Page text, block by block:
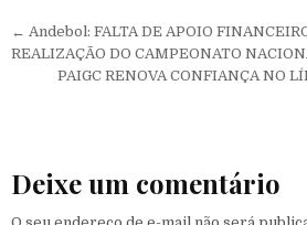
Navegação de Post
← Andebol: FALTA DE APOIO
REALIZAÇÃO DO CAMPEONATO
PAIGC RENOVA CONFIANÇA NO
Deixe um comentário